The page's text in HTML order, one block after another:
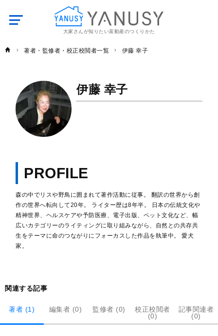
大家さんが知りたい富動産のつくりかた
YANUSY
著者・監修者・校正校閲者一覧 伊藤 幸子
伊藤 幸子
PROFILE
森の中でリスや野鳥に囲まれて著作活動に従事。 翻訳の世界から創
作の世界へ転向して20年。 ライター歴は8年半。 日本の伝統文化や
精神世界、ヘルスケアや予防医療、電子出版、ペット文化など、幅
広いカテゴリーのライティングに取り組みながら、自然との共存共
生をテーマに命のつながりにフォーカスした作品を執筆中。 愛犬
家。
関連する記事
著者 (1) 編集者 (0) 監修者 (0)
校正校閲者
(0)
記事関連者
(0)